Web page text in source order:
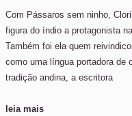
Com Pássaros sem ninho,
figura do índio a protagonista
Também foi ela quem
como uma língua portadora de
tradição andina, a escritora
leia mais